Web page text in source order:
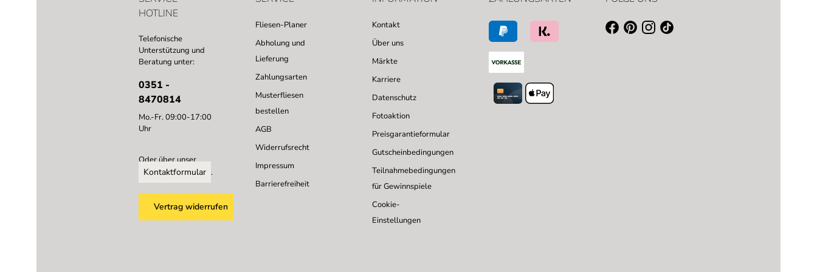
HOTLINE
Telefonische
Unterstützung und
Beratung unter:
0351 -
8470814
Mo.-Fr. 09:00-17:00
Uhr
Oder über unser
Kontaktformular .
Vertrag widerrufen
Fliesen-Planer
Abholung und
Lieferung
Zahlungsarten
Musterfliesen
bestellen
AGB
Widerrufsrecht
Impressum
Barrierefreiheit
Kontakt
Über uns
Märkte
Karriere
Datenschutz
Fotoaktion
Preisgarantieformular
Gutscheinbedingungen
Teilnahmebedingungen
für Gewinnspiele
Cookie-
Einstellungen